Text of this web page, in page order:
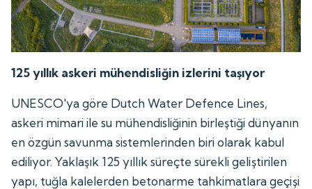
125 yıllık askeri mühendisliğin izlerini taşıyor
UNESCO'ya göre Dutch Water Defence Lines,
askeri mimari ile su mühendisliğinin birleştiği dünyanın
en özgün savunma sistemlerinden biri olarak kabul
ediliyor. Yaklaşık 125 yıllık süreçte sürekli geliştirilen
yapı, tuğla kalelerden betonarme tahkimatlara geçişi